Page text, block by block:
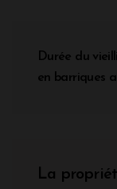
Durée du
en barriques
La